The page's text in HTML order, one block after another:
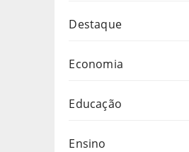
Destaque
Economia
Educação
Ensino